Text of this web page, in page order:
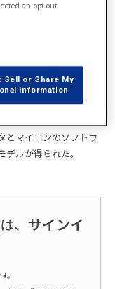
では高効率化、或いは
発が進められている。
Magnet) モータをモチ
せたシミュレーション
とマイコンのソフトウ
ルが得られた。
、 サインイ
。
an opt-out
Sell or Share My
Information